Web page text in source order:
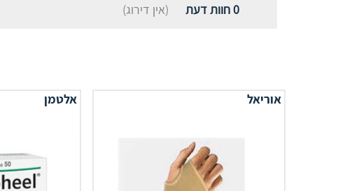
0חוות דעת (אין דירוג)
אוריאל אלטמן